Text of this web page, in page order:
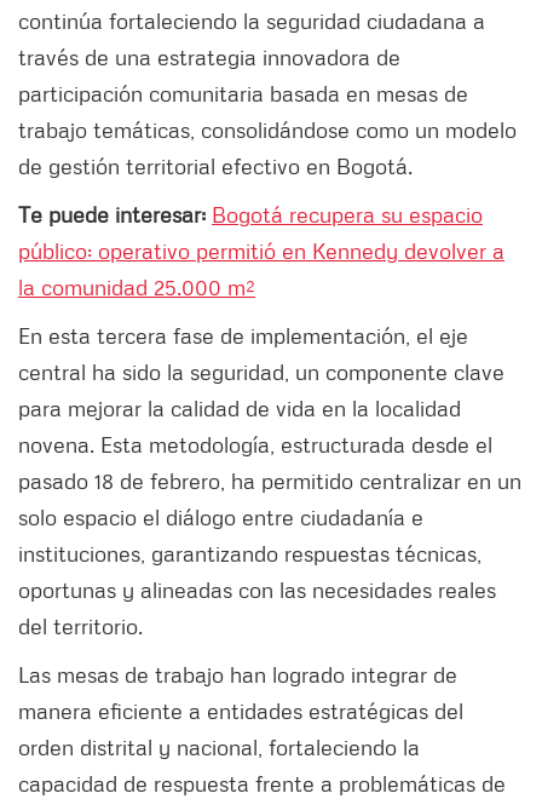
continúa fortaleciendo la seguridad ciudadana a
través de una estrategia innovadora de
participación comunitaria basada en mesas de
trabajo temáticas, consolidándose como un modelo
de gestión territorial efectivo en Bogotá.
Te puede interesar: Bogotá recupera su espacio
público: operativo permitió en Kennedy devolver a
la comunidad 25.000 m²
En esta tercera fase de implementación, el eje
central ha sido la seguridad, un componente clave
para mejorar la calidad de vida en la localidad
novena. Esta metodología, estructurada desde el
pasado 18 de febrero, ha permitido centralizar en un
solo espacio el diálogo entre ciudadanía e
instituciones, garantizando respuestas técnicas,
oportunas y alineadas con las necesidades reales
del territorio.
Las mesas de trabajo han logrado integrar de
manera eficiente a entidades estratégicas del
orden distrital y nacional, fortaleciendo la
capacidad de respuesta frente a problemáticas de